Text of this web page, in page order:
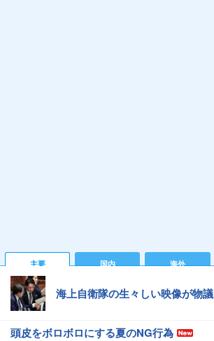
主要 国内 海外
海上自衛隊の生々しい映像が物議
頭皮をボロボロにする夏のNG行為